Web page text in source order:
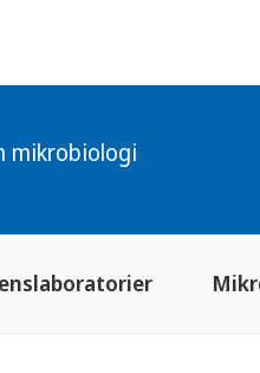
mikrobiologi